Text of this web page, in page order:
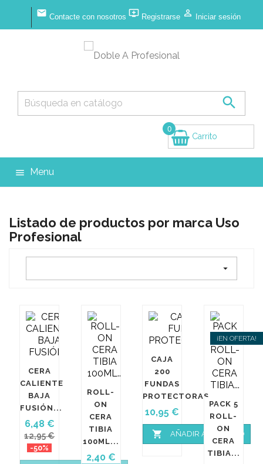
 Contacte con nosotros  Registrarse  Iniciar sesión

Carrito
0
 Menu
Listado de productos por marca Uso
Profesional

CERA
CALIENTE
BAJA
FUSIÓN...
Precio
6,48 €Precio
base
12,95 €
-50%
ROLL-
ON
CERA
TIBIA
100ML...
Precio
2,40 €
CAJA
200
FUNDAS
PROTECTORAS...
Precio
10,95 €
 AÑADIR AL CARRITO
PACK 5
ROLL-
ON
CERA
TIBIA...
¡EN OFERTA!